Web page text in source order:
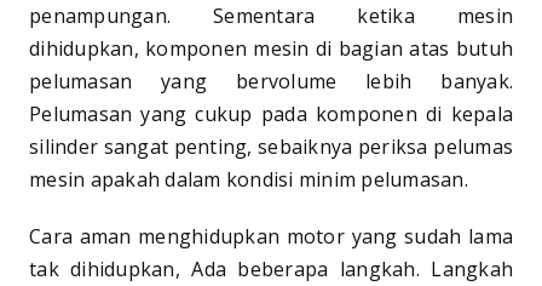
penampungan. Sementara ketika mesin
dihidupkan, komponen mesin di bagian atas butuh
pelumasan yang bervolume lebih banyak.
Pelumasan yang cukup pada komponen di kepala
silinder sangat penting, sebaiknya periksa pelumas
mesin apakah dalam kondisi minim pelumasan.
Cara aman menghidupkan motor yang sudah lama
tak dihidupkan, Ada beberapa langkah. Langkah